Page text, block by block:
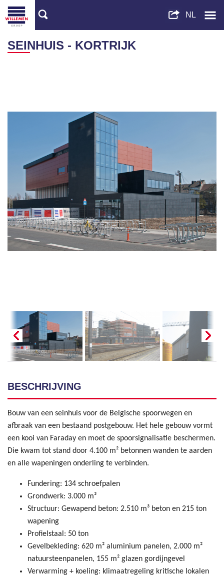
SEINHUIS - KORTRIJK
BESCHRIJVING
Bouw van een seinhuis voor de Belgische spoorwegen en
afbraak van een bestaand postgebouw. Het hele gebouw vormt
een kooi van Faraday en moet de spoorsignalisatie beschermen.
Die kwam tot stand door 4.100 m² betonnen wanden te aarden
en alle wapeningen onderling te verbinden.
Fundering: 134 schroefpalen
Grondwerk: 3.000 m³
Structuur: Gewapend beton: 2.510 m³ beton en 215 ton
wapening
Profielstaal: 50 ton
Gevelbekleding: 620 m² aluminium panelen, 2.000 m²
natuursteenpanelen, 155 m² glazen gordijngevel
Verwarming + koeling: klimaatregeling kritische lokalen